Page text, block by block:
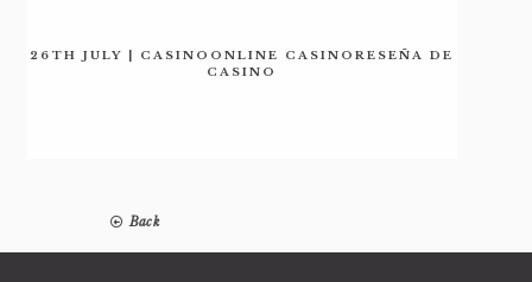
26TH JULY | CASINOONLINE CASINORESEÑA DE
CASINO
Back